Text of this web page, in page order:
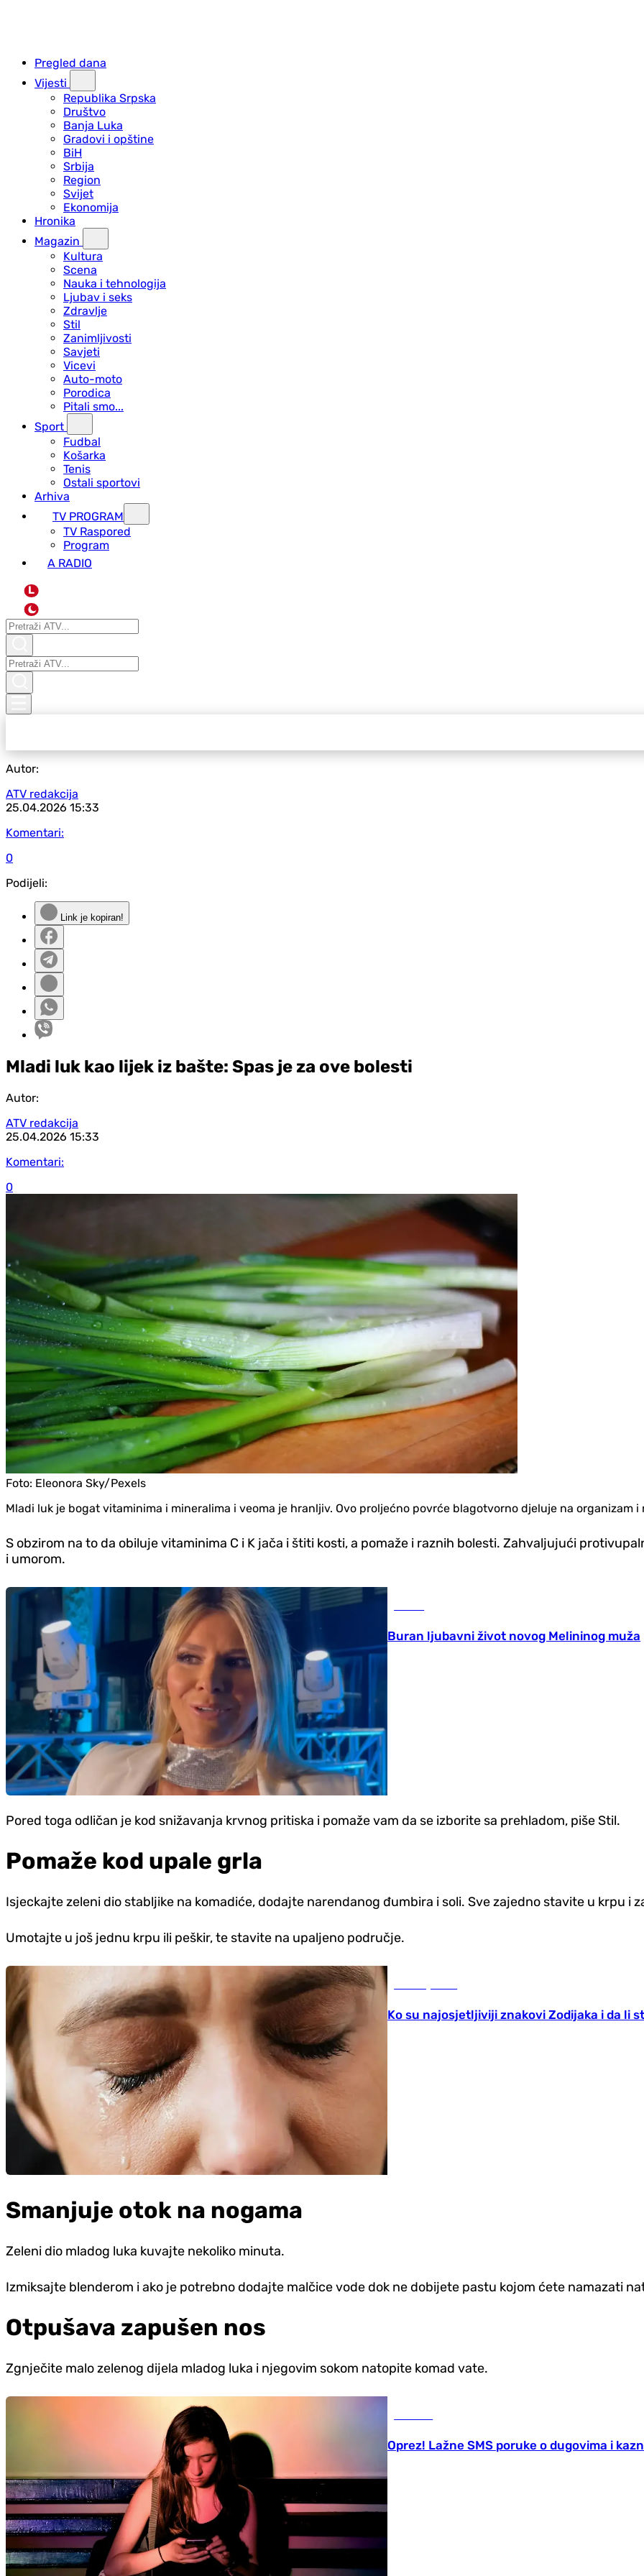
Pregled dana
Vijesti
Republika Srpska
Društvo
Banja Luka
Gradovi i opštine
BiH
Srbija
Region
Svijet
Ekonomija
Hronika
Magazin
Kultura
Scena
Nauka i tehnologija
Ljubav i seks
Zdravlje
Stil
Zanimljivosti
Savjeti
Vicevi
Auto-moto
Porodica
Pitali smo...
Sport
Fudbal
Košarka
Tenis
Ostali sportovi
Arhiva
TV PROGRAM
ТV Raspored
Program
A RADIO
L
Autor:
ATV redakcija
25.04.2026 15:33
Komentari:
0
Podijeli:
Link je kopiran!
Mladi luk kao lijek iz bašte: Spas je za ove bolesti
Autor:
ATV redakcija
25.04.2026 15:33
Komentari:
0
Foto: Eleonora Sky/Pexels
Mladi luk je bogat vitaminima i mineralima i veoma je hranljiv. Ovo proljećno povrće blagotvorno djeluje na organizam i
S obzirom na to da obiluje vitaminima C i K jača i štiti kosti, a pomaže i raznih bolesti. Zahvaljujući
i umorom.
Buran ljubavni život novog Melininog muža
Pored toga odličan je kod snižavanja krvnog pritiska i pomaže vam da se izborite sa prehladom, piše Stil.
Pomaže kod upale grla
Isjeckajte zeleni dio stabljike na komadiće, dodajte narendanog đumbira i soli. Sve zajedno stavite u krpu i
Umotajte u još jednu krpu ili peškir, te stavite na upaljeno područje.
Ko su najosjetljiviji znakovi Zodijaka i da li
Smanjuje otok na nogama
Zeleni dio mladog luka kuvajte nekoliko minuta.
Izmiksajte blenderom i ako je potrebno dodajte malčice vode dok ne dobijete pastu kojom ćete namazati
Otpušava zapušen nos
Zgnječite malo zelenog dijela mladog luka i njegovim sokom natopite komad vate.
Oprez! Lažne SMS poruke o dugovima i